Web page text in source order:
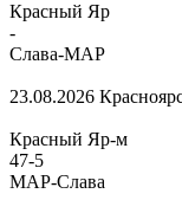
Красный Яр
-
Слава-МАР
23.08.2026
Красный Яр-м
47-5
МАР-Слава